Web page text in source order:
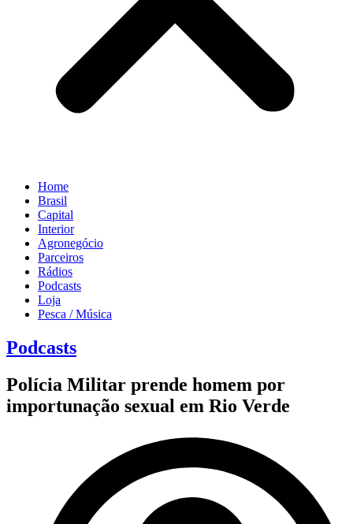
Home
Brasil
Capital
Interior
Agronegócio
Parceiros
Rádios
Podcasts
Loja
Pesca / Música
Podcasts
Polícia Militar prende homem por
importunação sexual em Rio Verde